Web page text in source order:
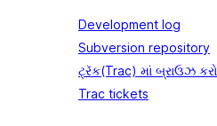
Development log
Subversion repository
ટ્રૅક(Trac) માં બ્રાઉઝ કરો
Trac tickets